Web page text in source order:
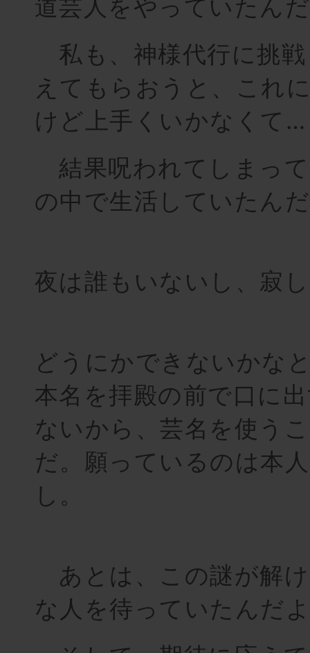
道芸人をやっていたん
私も、神様代行に挑
えてもらおうと、これ
けど上手くいかなくて…
結果呪われてしまっ
の中で生活していたん
夜は誰もいないし、寂
どうにかできないかな
本名を拝殿の前で口に
ないから、芸名を使う
だ。願っているのは本
し。
あとは、この謎が解
な人を待っていたんだ